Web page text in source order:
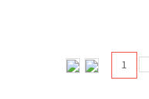
1